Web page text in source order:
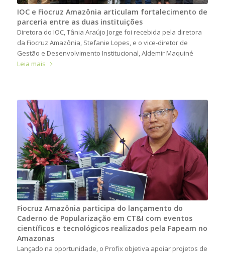
IOC e Fiocruz Amazônia articulam fortalecimento de
parceria entre as duas instituições
Diretora do IOC, Tânia Araújo Jorge foi recebida pela diretora
da Fiocruz Amazônia, Stefanie Lopes, e o vice-diretor de
Gestão e Desenvolvimento Institucional, Aldemir Maquiné
Leia mais
Fiocruz Amazônia participa do lançamento do
Caderno de Popularização em CT&I com eventos
científicos e tecnológicos realizados pela Fapeam no
Amazonas
Lançado na oportunidade, o Profix objetiva apoiar projetos de